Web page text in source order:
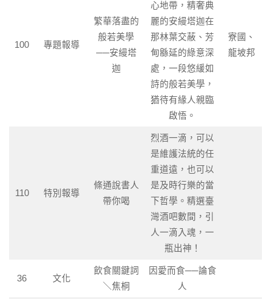
100 專題報導
繁華落盡的
般若美學
──安縵塔
迦
心地帶，精奢典
麗的安縵塔迦在
那林葉交蔽、芳
甸緜延的綠意深
處，一段悠緩如
詩的般若美學，
猶待有緣人親臨
啟悟。
寮國、
龍坡邦
110 特別報導
條通說書人
帶你喝
烈酒一滴，可以
是維護法統的任
重道遠，也可以
是及時行樂的當
下哲學。精選臺
灣酒吧數間，引
人一滴入魂，一
瓶出神！
36 文化
飲食關鍵詞
＼焦桐
因愛而食──論食
人